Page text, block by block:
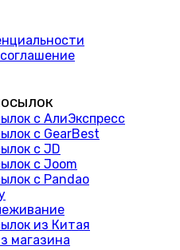
с АлиЭкспресс
с GearBest
с JD
с Joom
с Pandao
из Китая
магазина